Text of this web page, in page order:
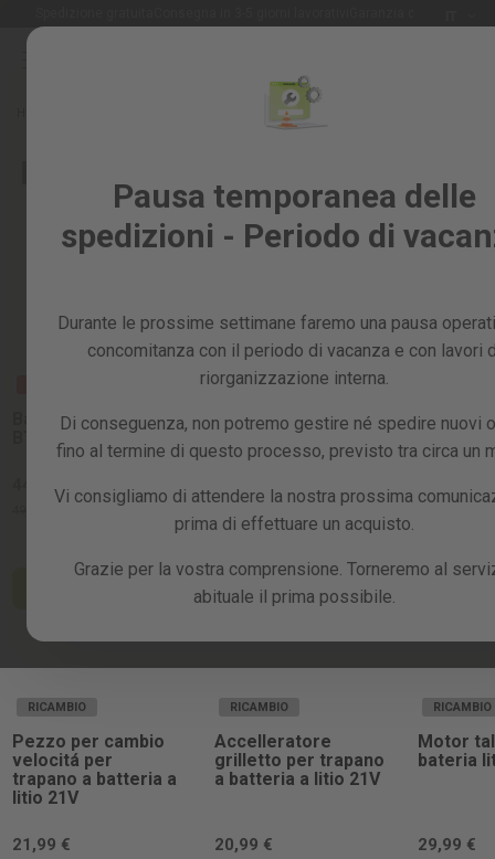
Pausa temporanea delle
spedizioni - Periodo di
Durante le prossime settimane faremo una pausa
concomitanza con il periodo di vacanza e con lavori
riorganizzazione interna.
Di conseguenza, non potremo gestire né spedire nuovi
fino al termine di questo processo, previsto tra circa un
Vi consigliamo di attendere la nostra prossima
prima di effettuare un acquisto.
Grazie per la vostra comprensione. Torneremo al
abituale il prima possibile.
Salta
Giardino
officina
Ricambi
RICAMBI PER TRAPANI CACCIAVITE
Batteria al litio
44,99 €
trapano a colonna
TDC600C
23,99 €
Aggiungi al carrello
trapano
27,99 €
RICAMBIO
Pezzo per cambio
velocitá per
trapano a batteria a
litio 21V
21,99 €
RICAMBIO
Accelleratore
grilletto per trapano
a batteria a litio 21V
20,99 €
RICAMBIO
Motor
bateria
29,99 €